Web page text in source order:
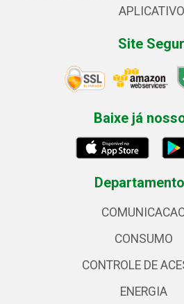
Site
Baixe já
CONSUMO
CONTROLE DE
ENERGIA